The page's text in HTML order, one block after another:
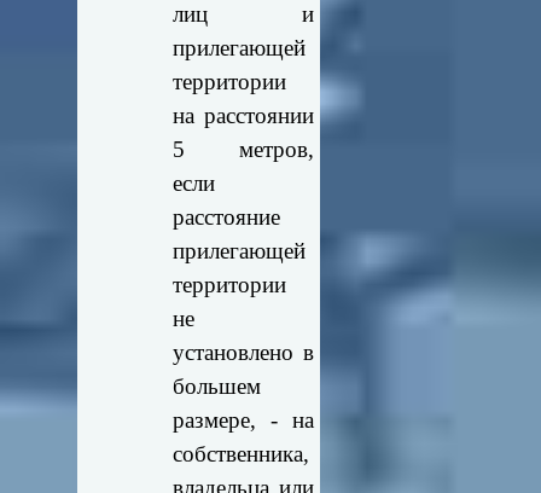
лиц и
прилегающей
территории
на расстоянии
5 метров,
если
расстояние
прилегающей
территории
не
установлено в
большем
размере, - на
собственника,
владельца или